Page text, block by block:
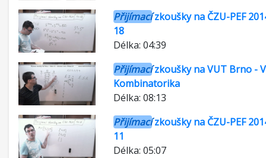
Přijímacízkoušky na ČZU-PEF
18
Délka: 04:39
Přijímacízkoušky na VUT Brno -
Kombinatorika
Délka: 08:13
Přijímacízkoušky na ČZU-PEF
11
Délka: 05:07